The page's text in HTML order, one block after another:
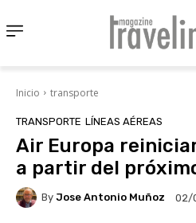
Inicio transporte
TRANSPORTE LÍNEAS AÉREAS
Air Europa
a partir del
By Jose Antonio Muñoz 02/